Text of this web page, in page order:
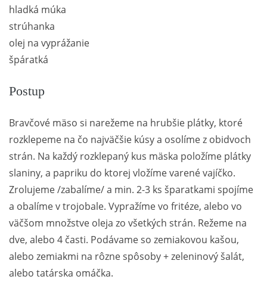
hladká múka
strúhanka
olej na vyprážanie
špáratká
Postup
Bravčové mäso si narežeme na hrubšie plátky, ktoré
rozklepeme na čo najväčšie kúsy a osolíme z obidvoch
strán. Na každý rozklepaný kus mäska položíme plátky
slaniny, a papriku do ktorej vložíme varené vajíčko.
Zrolujeme /zabalíme/ a min. 2-3 ks šparatkami spojíme
a obalíme v trojobale. Vypražíme vo fritéze, alebo vo
väčšom množstve oleja zo všetkých strán. Režeme na
dve, alebo 4 časti. Podávame so zemiakovou kašou,
alebo zemiakmi na rôzne spôsoby + zeleninový šalát,
alebo tatárska omáčka.